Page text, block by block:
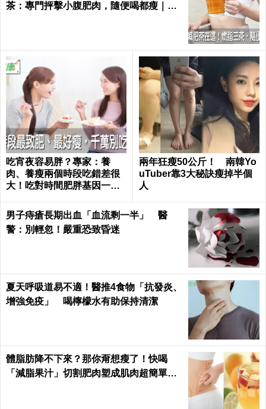
茶：專門抨擊小腹肥肉，隨便喝都瘦｜每
吃宵夜容易胖？專家：養
肉、養瘦兩個時段吃錯差很
大！吃對時間肥胖基因一秒
兩年狂瘦50公斤！ 南韓Yo
uTuber靠3大秘訣瘦掉半個
人
男子痔瘡長期出血「血流剩一半」 醫
警：別輕忽！嚴重恐致昏迷
夏天呼吸道易不適！醫推4食物「抗發炎、
增強免疫」 喝檸檬水有助保持清潔
體脂肪降不下來？那你甭想瘦了！快喝
「減脂果汁」切割肥肉塑成肌肉超簡單｜